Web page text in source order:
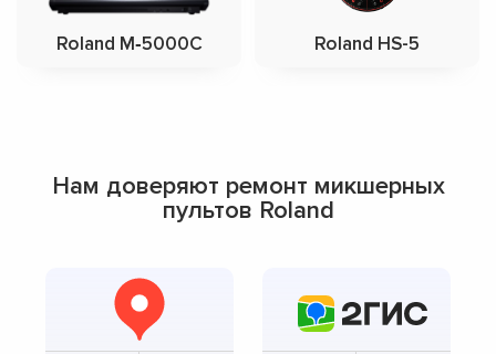
Roland M‑5000C Roland HS-5
Нам доверяют ремонт микшерных
пультов Roland